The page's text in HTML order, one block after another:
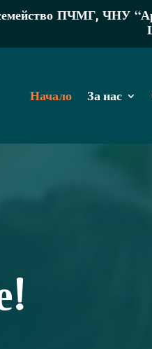
ПЧМГ, ЧНУ
Начало За нас